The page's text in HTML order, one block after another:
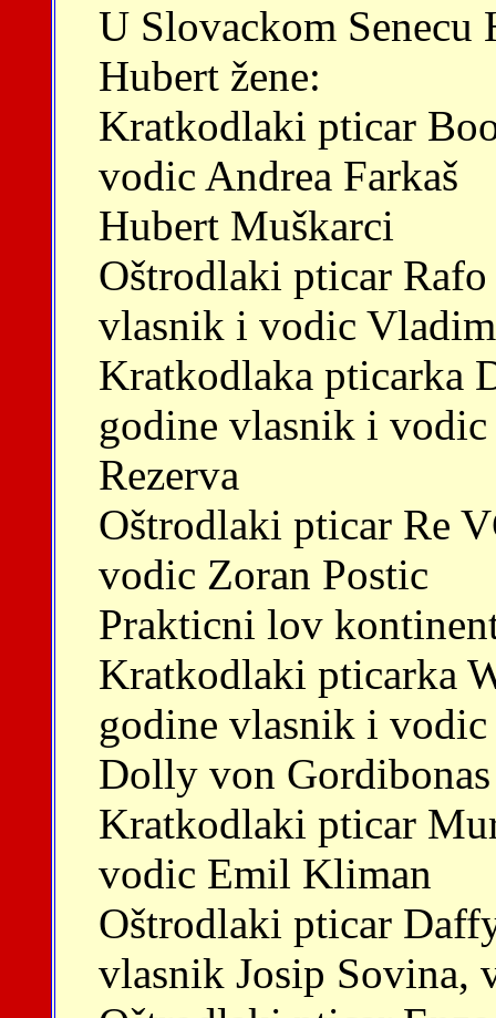
U Slovackom
Hubert žene:
Kratkodlaki pticar
vodic Andrea Farkaš
Hubert Muškarci
Oštrodlaki pticar
vlasnik i vodic
Kratkodlaka pticarka
godine vlasnik i vodic
Rezerva
Oštrodlaki pticar Re
vodic Zoran Postic
Prakticni lov
Kratkodlaki pticarka
godine vlasnik i
Dolly von Gordibonas
Kratkodlaki pticar
vodic Emil Kliman
Oštrodlaki pticar
vlasnik Josip Sovina,